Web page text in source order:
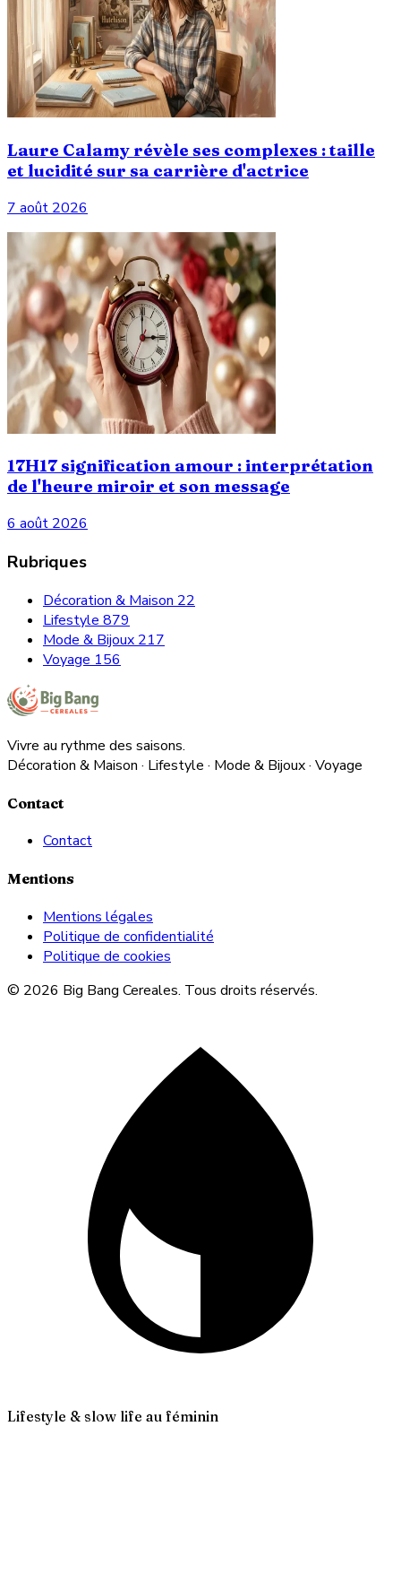
Laure Calamy révèle ses complexes : taille
et lucidité sur sa carrière d'actrice
7 août 2026
17H17 signification amour : interprétation
de l'heure miroir et son message
6 août 2026
Rubriques
Décoration & Maison 22
Lifestyle 879
Mode & Bijoux 217
Voyage 156
Vivre au rythme des saisons.
Décoration & Maison · Lifestyle · Mode & Bijoux · Voyage
Contact
Contact
Mentions
Mentions légales
Politique de confidentialité
Politique de cookies
© 2026 Big Bang Cereales. Tous droits réservés.
Lifestyle & slow life au féminin